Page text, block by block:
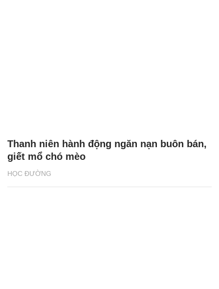
HỌC ĐƯỜNG
Thanh niên hành động ngăn nạn buôn bán,
giết mổ chó mèo